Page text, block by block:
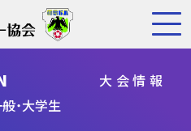
大会情報
・大学生